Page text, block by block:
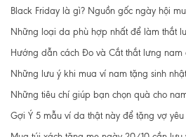
Black Friday là gì? Nguồn gốc ngày hội
Những loại da phù hợp nhất để làm thắt
Hướng dẫn cách Đo và Cắt thắt lưng nam
Những lưu ý khi mua ví nam tặng sinh
Những tiêu chí giúp bạn chọn quà cho
Gợi Ý 5 mẫu ví da thật này để tặng vợ